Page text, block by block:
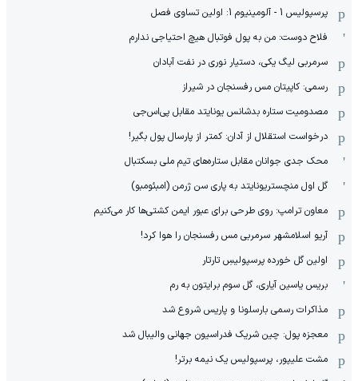
پرسپولیس 1 - آلومینیوم 1: اولین تساوی فصل
فلاح دوست: من به پول فوتبال هیچ احتیاجی ندارم
سرمربی لیگ یکی، دستیار نوری در نفت آبادان
رسمی: کاپیتان مس رفسنجان در شیراز
مصدومیت ستاره بدشانس یونایتد مقابل پی‌اس‌جی
درخواست استقلال از آدان: کمتر از پارسال پول بگیر!
محک جدی ‌جوانان مقابل ستاره‌های تیم ملی بسکتبال
گل اول منچستریونایتد به پاری سن ژرمن (امبئومبو)
معاون ترامپ: روی طرحی برای عبور ایمن کشتی‌ها کار می‌کنیم
آریو اسلامشهر سرمربی مس رفسنجان را هوا کرد!
اولین گل خورده پرسپولیسِ تارتار
بریس یاسین آیاری، گل سوم برایتون به رم
مذاکرات رسمی بارسلونا و پاریس شروع شد
معجزه پول: چین شریک فدراسیون جهانی والیبال شد
مشت علیپور، پرسپولیس یک نیمه برتر!